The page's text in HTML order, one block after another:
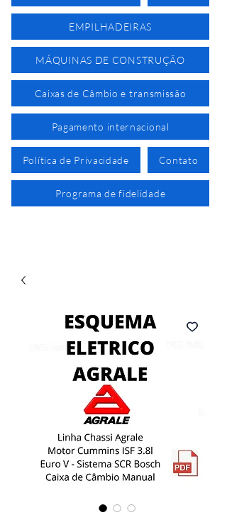
EMPILHADEIRAS
MÁQUINAS DE CONSTRUÇÃO
Caixas de Câmbio e transmissão
Pagamento internacional
Política de Privacidade Contato
Programa de fidelidade